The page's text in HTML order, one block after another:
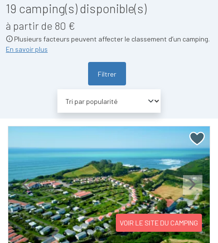
19 camping(s) disponible(s)
à partir de 80 €
Plusieurs facteurs peuvent affecter le classement d’un camping.
En savoir plus
Filtrer
Previous Next
VOIR LE SITE DU CAMPING